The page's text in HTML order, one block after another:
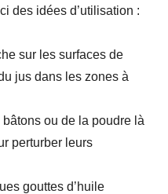
des idées d’utilisation :
sur les surfaces de
jus dans les zones à
ou de la poudre là
perturber leurs
gouttes d’huile